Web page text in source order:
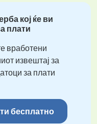
кој ќе ви
плати
вработени
извештај за
за плати
бесплатно